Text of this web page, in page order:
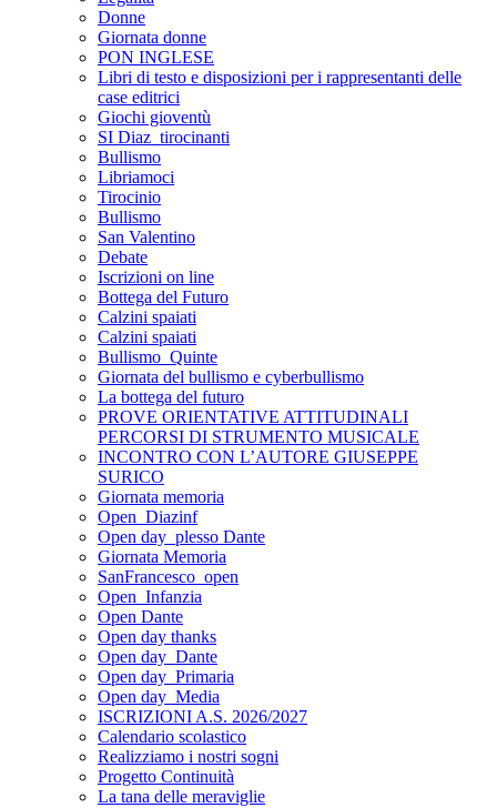
Donne
Giornata donne
PON INGLESE
Libri di testo e disposizioni per i rappresentanti delle
case editrici
Giochi gioventù
SI Diaz_tirocinanti
Bullismo
Libriamoci
Tirocinio
Bullismo
San Valentino
Debate
Iscrizioni on line
Bottega del Futuro
Calzini spaiati
Calzini spaiati
Bullismo_Quinte
Giornata del bullismo e cyberbullismo
La bottega del futuro
PROVE ORIENTATIVE ATTITUDINALI
PERCORSI DI STRUMENTO MUSICALE
INCONTRO CON L’AUTORE GIUSEPPE
SURICO
Giornata memoria
Open_Diazinf
Open day_plesso Dante
Giornata Memoria
SanFrancesco_open
Open_Infanzia
Open Dante
Open day thanks
Open day_Dante
Open day_Primaria
Open day_Media
ISCRIZIONI A.S. 2026/2027
Calendario scolastico
Realizziamo i nostri sogni
Progetto Continuità
La tana delle meraviglie